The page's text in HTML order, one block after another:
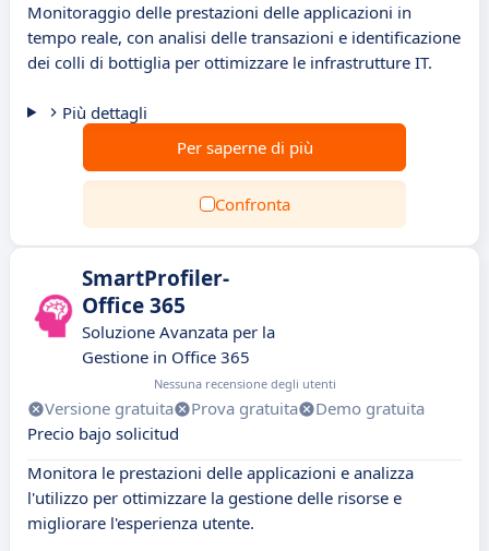
Monitoraggio delle prestazioni delle applicazioni in
tempo reale, con analisi delle transazioni e identificazione
dei colli di bottiglia per ottimizzare le infrastrutture IT.
Più dettagli
Per saperne di più
Confronta
SmartProfiler-
Office 365
Soluzione Avanzata per la
Gestione in Office 365
Nessuna recensione degli utenti
Versione gratuita Prova gratuita
Demo gratuita
Precio bajo solicitud
Monitora le prestazioni delle applicazioni e analizza
l'utilizzo per ottimizzare la gestione delle risorse e
migliorare l'esperienza utente.